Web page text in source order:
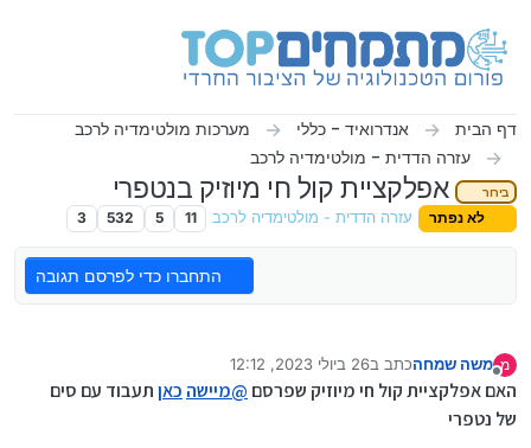
דף הבית אנדרואיד - כללי
מערכות מולטימדיה לרכב
עזרה הדדית - מולטימדיה לרכב
בירור אפלקציית קול חי מיוזיק בנטפרי
לא נפתר עזרה הדדית - מולטימדיה לרכב 11
5
532
3
התחברו כדי לפרסם תגובה
מ משה שמחהכתב ב26 ביולי 2023, 12:12
נערך לאחרונה על ידי משה שמחה
האם אפלקציית קול חי מיוזיק שפרסם @מיישה כאןתעבוד עם סים
של נטפרי